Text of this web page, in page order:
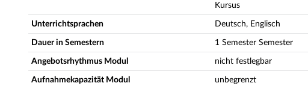
Kursus
Unterrichtsprachen Deutsch, Englisch
Dauer in Semestern 1 Semester Semester
Angebotsrhythmus Modul nicht festlegbar
Aufnahmekapazität Modul unbegrenzt